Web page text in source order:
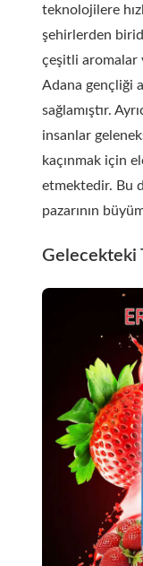
teknolojilere
şehirlerden
çeşitli aromalar
Adana gençliği
sağlamıştır.
insanlar
kaçınmak için
etmektedir. Bu
pazarının
Gelecekteki